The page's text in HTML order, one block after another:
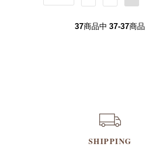
37商品中 37-37商品
SHIPPING